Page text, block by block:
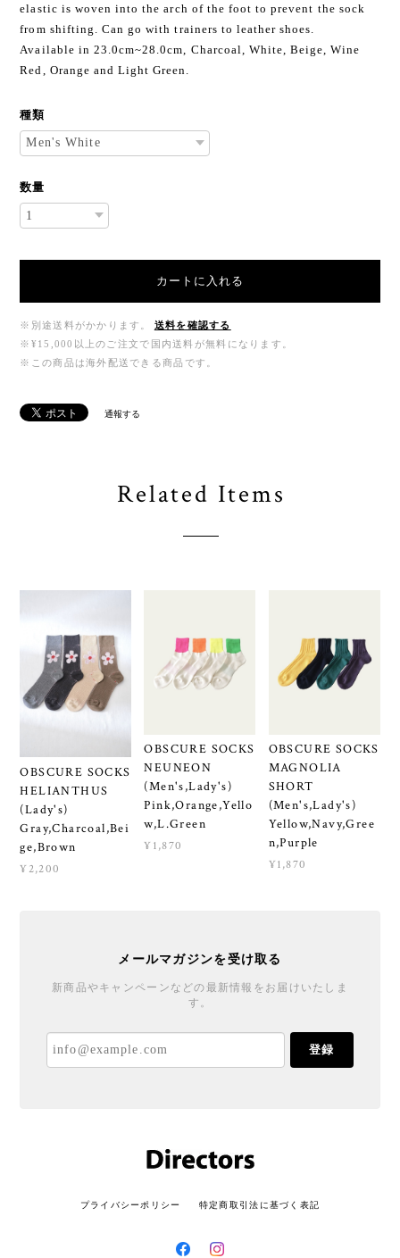
elastic is woven into the arch of the foot to prevent the sock
from shifting. Can go with trainers to leather shoes.
Available in 23.0cm~28.0cm, Charcoal, White, Beige, Wine
Red, Orange and Light Green.
種類
数量
カートに入れる
※別途送料がかかります。
送料を確認する
※¥15,000以上のご注文で国内送料が無料になります。
※この商品は海外配送できる商品です。
通報する
Related Items
OBSCURE SOCKS
HELIANTHUS
(Lady's)
Gray,Charcoal,Bei
ge,Brown
¥2,200
OBSCURE SOCKS
NEUNEON
(Men's,Lady's)
Pink,Orange,Yello
w,L.Green
¥1,870
OBSCURE SOCKS
MAGNOLIA
SHORT
(Men's,Lady's)
Yellow,Navy,Gree
n,Purple
¥1,870
メールマガジンを受け取る
新商品やキャンペーンなどの最新情報をお届けいたしま
す。
登録
プライバシーポリシー 特定商取引法に基づく表記